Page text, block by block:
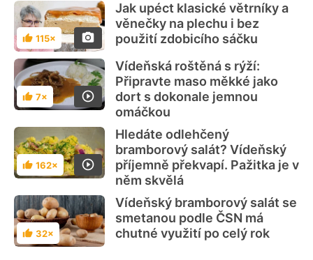
Hodnocení
115×
Jak upéct klasické větrníky a
věnečky na plechu i bez
použití zdobicího sáčku
Hodnocení
7×
Vídeňská roštěná s rýží:
Připravte maso měkké jako
dort s dokonale jemnou
omáčkou
Hodnocení
162×
Hledáte odlehčený
bramborový salát? Vídeňský
příjemně překvapí. Pažitka je v
něm skvělá
Hodnocení
32×
Vídeňský bramborový salát se
smetanou podle ČSN má
chutné využití po celý rok